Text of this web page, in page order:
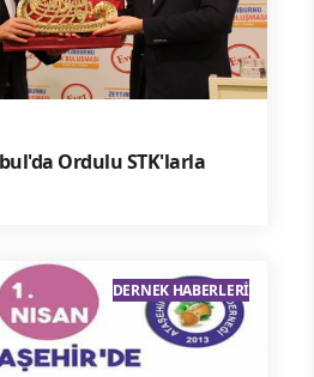
Ordulu STK'larla
DERNEK HABERLERI